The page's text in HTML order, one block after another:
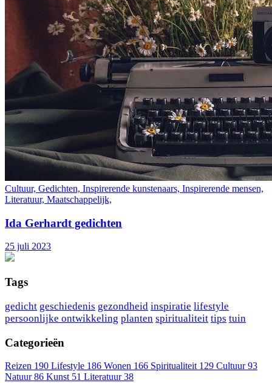
Cultuur, Gedichten, Inspirerende kunstenaars, Inspirerende mensen,
Literatuur, Maatschappelijk,
Ida Gerhardt gedichten
25 juli 2023
Tags
gedicht geschiedenis gezondheid inspiratie lifestyle
persoonlijke ontwikkeling planten spiritualiteit tips tuin
Categorieën
Reizen 190 Lifestyle 186 Wonen 166 Spiritualiteit 129 Cultuur 93
Natuur 86 Kunst 51 Literatuur 38